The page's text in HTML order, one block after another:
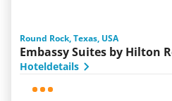
Round Rock, Texas, USA
Embassy Suites by Hilton
Hoteldetails